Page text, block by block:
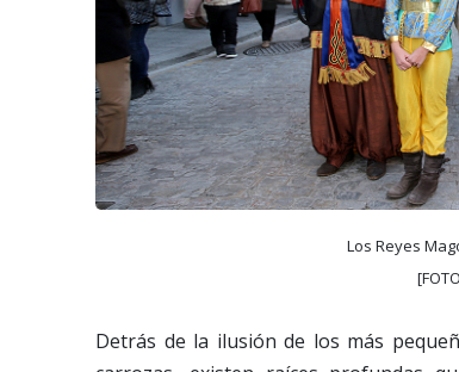
Los Reyes
Detrás de la ilusión de los más